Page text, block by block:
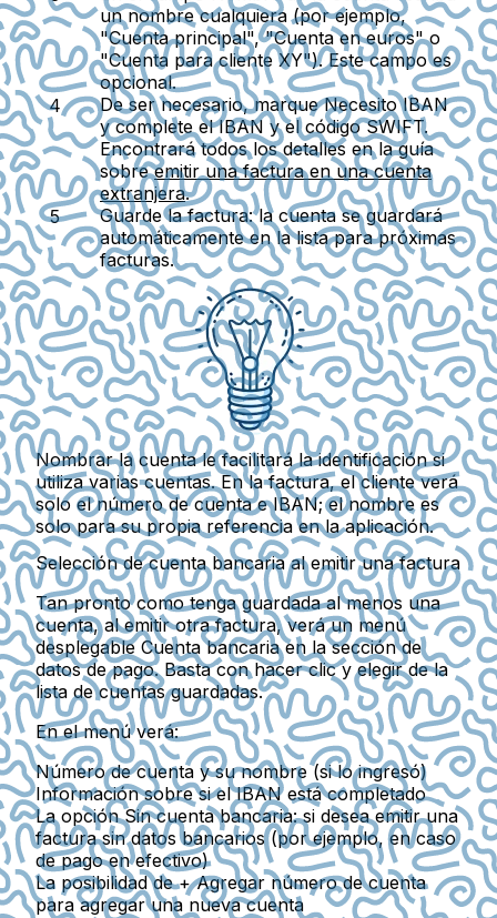
un nombre cualquiera (por ejemplo,
"Cuenta principal", "Cuenta en euros" o
"Cuenta para cliente XY"). Este campo es
opcional.
De ser necesario, marqueNecesito IBAN
y complete el IBAN y el código SWIFT.
Encontrará todos los detalles en la guía
sobreemitir una factura en una cuenta
extranjera.
Guarde la factura: la cuenta se guardará
automáticamente en la lista para próximas
facturas.
Nombrar la cuenta le facilitará la identificación si
utiliza varias cuentas. En la factura, el cliente verá
solo el número de cuenta e IBAN; el nombre es
solo para su propia referencia en la aplicación.
Selección de cuenta bancaria al emitir una factura
Tan pronto como tenga guardada al menos una
cuenta, al emitir otra factura, verá un menú
desplegableCuenta bancariaen la sección de
datos de pago. Basta con hacer clic y elegir de la
lista de cuentas guardadas.
En el menú verá:
Número de cuenta y sunombre(si lo ingresó)
Información sobre siel IBAN está completado
La opciónSin cuenta bancaria: si desea emitir una
factura sin datos bancarios (por ejemplo, en caso
de pago en efectivo)
La posibilidad de+ Agregar número de cuenta
para agregar una nueva cuenta